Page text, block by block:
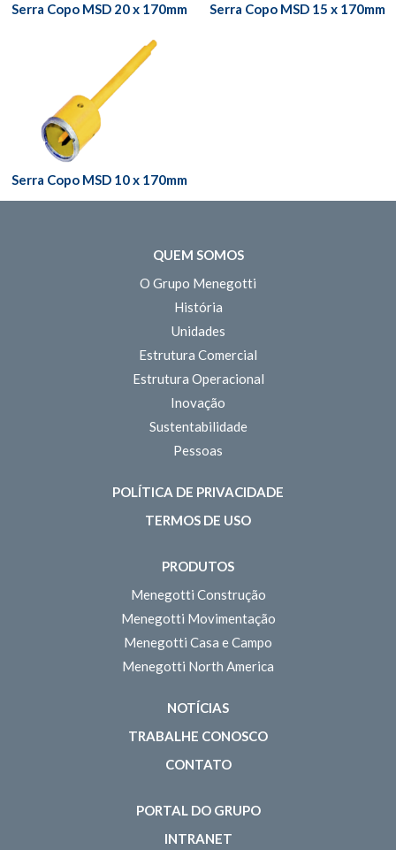
Serra Copo MSD 20 x 170mm Serra Copo MSD 15 x 170mm
Serra Copo MSD 10 x 170mm
QUEM SOMOS
O Grupo Menegotti
História
Unidades
Estrutura Comercial
Estrutura Operacional
Inovação
Sustentabilidade
Pessoas
POLÍTICA DE PRIVACIDADE
TERMOS DE USO
PRODUTOS
Menegotti Construção
Menegotti Movimentação
Menegotti Casa e Campo
Menegotti North America
NOTÍCIAS
TRABALHE CONOSCO
CONTATO
PORTAL DO GRUPO
INTRANET